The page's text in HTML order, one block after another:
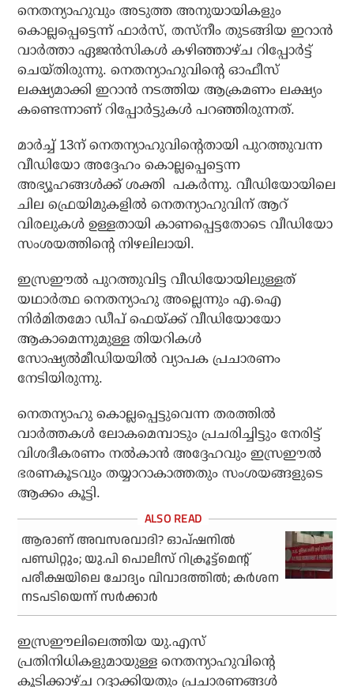
നെതന്യാഹുവും അടുത്ത അനുയായികളും
കൊല്ലപ്പെട്ടെന്ന് ഫാര്‍സ്, തസ്‌നീം തുടങ്ങിയ ഇറാന്‍
വാര്‍ത്താ ഏജന്‍സികള്‍ കഴിഞ്ഞാഴ്ച റിപ്പോര്‍ട്ട്
ചെയ്തിരുന്നു. നെതന്യാഹുവിന്റെ ഓഫീസ്
ലക്ഷ്യമാക്കി ഇറാന്‍ നടത്തിയ ആക്രമണം ലക്ഷ്യം
കണ്ടെന്നാണ് റിപ്പോര്‍ട്ടുകള്‍ പറഞ്ഞിരുന്നത്.
മാര്‍ച്ച് 13ന് നെതന്യാഹുവിന്റെതായി പുറത്തുവന്ന
വീഡിയോ അദ്ദേഹം കൊല്ലപ്പെട്ടെന്ന
അഭ്യൂഹങ്ങള്‍ക്ക് ശക്തി പകര്‍ന്നു. വീഡിയോയിലെ
ചില ഫ്രെയിമുകളില്‍ നെതന്യാഹുവിന് ആറ്
വിരലുകള്‍ ഉള്ളതായി കാണപ്പെട്ടതോടെ വീഡിയോ
സംശയത്തിന്റെ നിഴലിലായി.
ഇസ്രഈല്‍ പുറത്തുവിട്ട വീഡിയോയിലുള്ളത്
യഥാര്‍ത്ഥ നെതന്യാഹു അല്ലെന്നും എ.ഐ
നിര്‍മിതമോ ഡീപ് ഫെയ്ക്ക് വീഡിയോയോ
ആകാമെന്നുമുള്ള തിയറികള്‍
സോഷ്യല്‍മീഡിയയില്‍ വ്യാപക പ്രചാരണം
നേടിയിരുന്നു.
നെതന്യാഹു കൊല്ലപ്പെട്ടുവെന്ന തരത്തില്‍
വാര്‍ത്തകള്‍ ലോകമെമ്പാടും പ്രചരിച്ചിട്ടും നേരിട്ട്
വിശദീകരണം നല്‍കാന്‍ അദ്ദേഹവും ഇസ്രഈല്‍
ഭരണകൂടവും തയ്യാറാകാത്തതും സംശയങ്ങളുടെ
ആക്കം കൂട്ടി.
ആരാണ് അവസരവാദി? ഓപ്ഷനില്‍
പണ്ഡിറ്റും; യു.പി പൊലീസ് റിക്രൂട്ട്‌മെന്റ്
പരീക്ഷയിലെ ചോദ്യം വിവാദത്തില്‍; കര്‍ശന
നടപടിയെന്ന് സര്‍ക്കാര്‍
ഇസ്രഈലിലെത്തിയ യു.എസ്
പ്രതിനിധികളുമായുള്ള നെതന്യാഹുവിന്റെ
കൂടിക്കാഴ്ച റദ്ദാക്കിയതും പ്രചാരണങ്ങള്‍